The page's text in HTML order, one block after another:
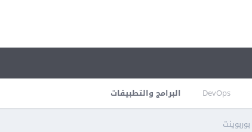
DevOps البرامج والتطبيقات
بوربوينت